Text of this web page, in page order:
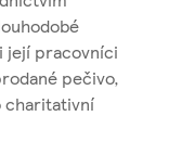
její pracovníci
pečivo,
charitativní